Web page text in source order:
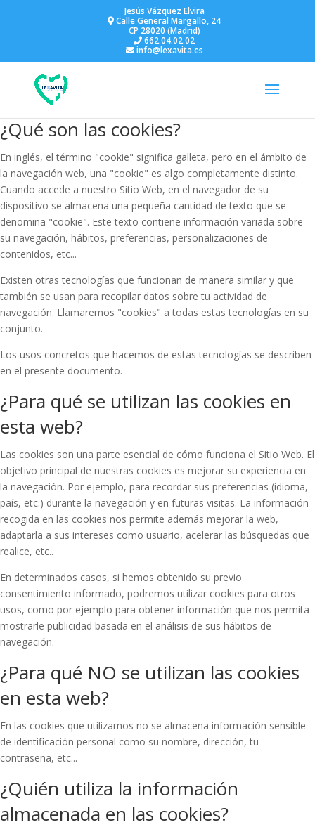
Jesús Vázquez Elvira
Calle General Margallo, 24
CP 28020 (Madrid)
662.04.02.02
info@lexavita.es
¿Qué son las cookies?
En inglés, el término "cookie" significa galleta, pero en el ámbito de
la navegación web, una "cookie" es algo completamente distinto.
Cuando accede a nuestro Sitio Web, en el navegador de su
dispositivo se almacena una pequeña cantidad de texto que se
denomina "cookie". Este texto contiene información variada sobre
su navegación, hábitos, preferencias, personalizaciones de
contenidos, etc...
Existen otras tecnologías que funcionan de manera similar y que
también se usan para recopilar datos sobre tu actividad de
navegación. Llamaremos "cookies" a todas estas tecnologías en su
conjunto.
Los usos concretos que hacemos de estas tecnologías se describen
en el presente documento.
¿Para qué se utilizan las cookies en
esta web?
Las cookies son una parte esencial de cómo funciona el Sitio Web. El
objetivo principal de nuestras cookies es mejorar su experiencia en
la navegación. Por ejemplo, para recordar sus preferencias (idioma,
país, etc.) durante la navegación y en futuras visitas. La información
recogida en las cookies nos permite además mejorar la web,
adaptarla a sus intereses como usuario, acelerar las búsquedas que
realice, etc..
En determinados casos, si hemos obtenido su previo
consentimiento informado, podremos utilizar cookies para otros
usos, como por ejemplo para obtener información que nos permita
mostrarle publicidad basada en el análisis de sus hábitos de
navegación.
¿Para qué NO se utilizan las cookies
en esta web?
En las cookies que utilizamos no se almacena información sensible
de identificación personal como su nombre, dirección, tu
contraseña, etc...
¿Quién utiliza la información
almacenada en las cookies?